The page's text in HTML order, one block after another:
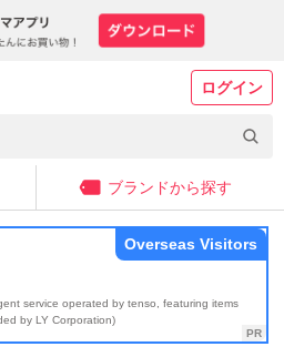
ログイン
ブランドから探す
service operated by tenso, featuring items
by LY Corporation)
Overseas Visitors